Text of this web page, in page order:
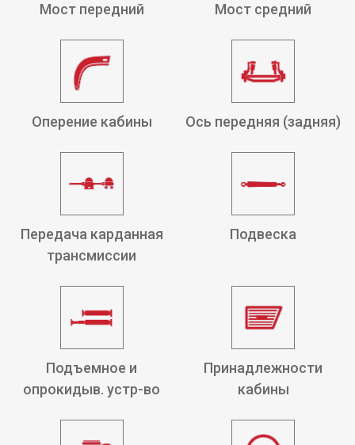
Мост передний Мост средний
Оперение кабины Ось передняя (задняя)
Передача карданная
трансмиссии
Подвеска
Подъемное и
опрокидыв. устр-во
Принадлежности
кабины